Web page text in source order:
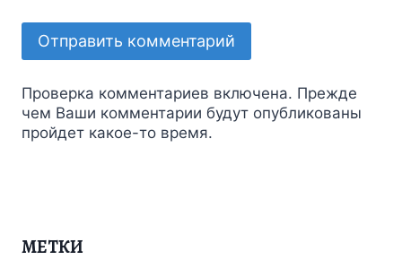
Проверка комментариев включена. Прежде
чем Ваши комментарии будут опубликованы
пройдет какое-то время.
МЕТКИ